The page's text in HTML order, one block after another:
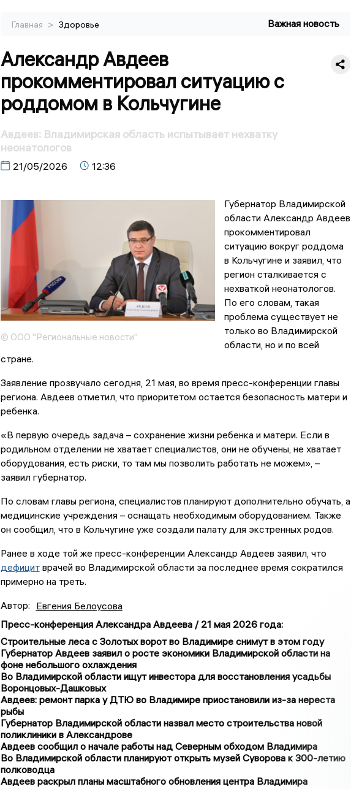
Главная > Здоровье Важная новость
Александр Авдеев
прокомментировал ситуацию с
роддомом в Кольчугине
Авдеев: Владимирская область испытывает нехватку
неонатологов
21/05/2026 12:36
© ООО "Региональные новости"
Губернатор Владимирской
области Александр Авдеев
прокомментировал
ситуацию вокруг роддома
в Кольчугине и заявил, что
регион сталкивается с
нехваткой неонатологов.
По его словам, такая
проблема существует не
только во Владимирской
области, но и по всей
стране.
Заявление прозвучало сегодня, 21 мая, во время пресс-конференции главы
региона. Авдеев отметил, что приоритетом остается безопасность матери и
ребенка.
«В первую очередь задача – сохранение жизни ребенка и матери. Если в
родильном отделении не хватает специалистов, они не обучены, не хватает
оборудования, есть риски, то там мы позволить работать не можем», –
заявил губернатор.
По словам главы региона, специалистов планируют дополнительно обучать, а
медицинские учреждения – оснащать необходимым оборудованием. Также
он сообщил, что в Кольчугине уже создали палату для экстренных родов.
Ранее в ходе той же пресс-конференции Александр Авдеев заявил, что
дефицитврачей во Владимирской области за последнее время сократился
примерно на треть.
Автор: Евгения Белоусова
Пресс-конференция Александра Авдеева / 21 мая 2026 года:
Строительные леса с Золотых ворот во Владимире снимут в этом году
Губернатор Авдеев заявил о росте экономики Владимирской области на
фоне небольшого охлаждения
Во Владимирской области ищут инвестора для восстановления усадьбы
Воронцовых-Дашковых
Авдеев: ремонт парка у ДТЮ во Владимире приостановили из-за нереста
рыбы
Губернатор Владимирской области назвал место строительства новой
поликлиники в Александрове
Авдеев сообщил о начале работы над Северным обходом Владимира
Во Владимирской области планируют открыть музей Суворова к 300-летию
полководца
Авдеев раскрыл планы масштабного обновления центра Владимира